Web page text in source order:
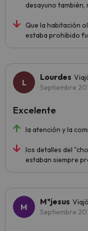
desayuno también,
Que la habitación
estaba prohibido
Lourdes
Septiembre
la atención y la
los detalles del
estaban siempre
Excelente
Mªjesus
Septiembre